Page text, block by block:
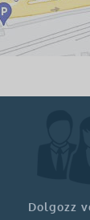
Dolgozz